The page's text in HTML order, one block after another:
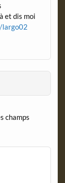
et dis moi
largo02
champs